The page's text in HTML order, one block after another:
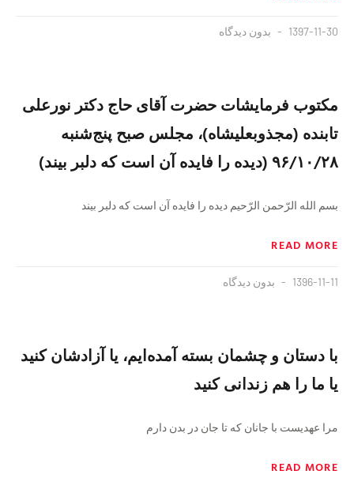
1397-11-30 بدون دیدگاه
مکتوب فرمایشات حضرت آقای حاج دکتر نورعلی
تابنده (مجذوبعلیشاه)، مجلس صبح پنج‌شنبه
۹۶/۱۰/۲۸ (دیده را فایده آن است که دلبر بیند)
بسم الله الرّحمن الرّحیم دیده را فایده آن است که دلبر بیند
READ MORE
1396-11-11 بدون دیدگاه
با دستان و چشمان بسته آمده‌ایم، یا آزادشان کنید
یا ما را هم زندانی کنید
مرا عهدیست با جانان که تا جان در بدن دارم
READ MORE